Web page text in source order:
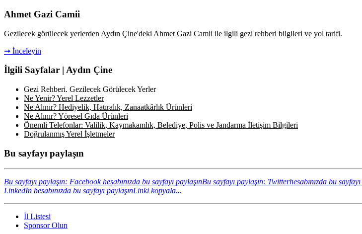
Ahmet Gazi Camii
Gezilecek görülecek yerlerden Aydın Çine'deki Ahmet Gazi Camii ile ilgili gezi rehberi bilgileri ve yol tarifi.
➞ İnceleyin
İlgili Sayfalar | Aydın Çine
Gezi Rehberi. Gezilecek Görülecek Yerler
Ne Yenir? Yerel Lezzetler
Ne Alınır? Hediyelik, Hatıralık, Zanaatkârlık Ürünleri
Ne Alınır? Yöresel Gıda Ürünleri
Önemli Telefonlar: Valilik, Kaymakamlık, Belediye, Polis ve Jandarma İletişim Bilgileri
Doğrulanmış Yerel İşletmeler
Bu sayfayı paylaşın
Bu sayfayı paylaşın: Facebook hesabınızda bu sayfayı paylaşınBu sayfayı paylaşın: Twitterhesabınızda bu
LinkedIn hesabınızda bu sayfayı paylaşınLinki kopyala...
İl Listesi
Sponsor Olun